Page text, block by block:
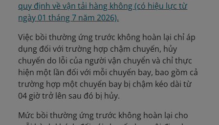
quy định về vận tải hàng không (có hiệu lực từ
ngày 01 tháng 7 năm 2026).
Việc bồi thường ứng trước không hoàn lại chỉ áp
dụng đối với trường hợp chậm chuyến, hủy
chuyến do lỗi của người vận chuyển và chỉ thực
hiện một lần đối với mỗi chuyến bay, bao gồm cả
trường hợp một chuyến bay bị chậm kéo dài từ
04 giờ trở lên sau đó bị hủy.
Mức bồi thường ứng trước không hoàn lại cho